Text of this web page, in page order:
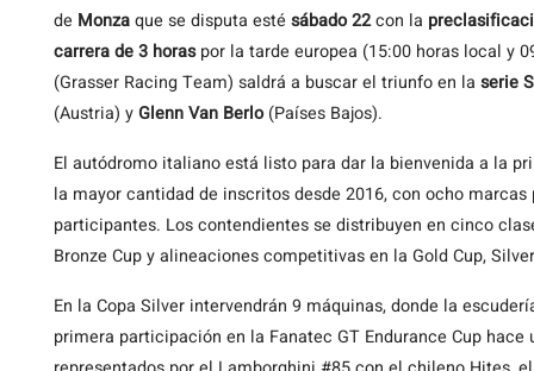
de Monzaque se disputa esté sábado 22con la
carrera de 3 horaspor la tarde europea (15:00 horas local y
(Grasser Racing Team) saldrá a buscar el triunfo en la serie
(Austria) yGlenn Van Berlo(Países Bajos).
El autódromo italiano está listo para dar la bienvenida a la
la mayor cantidad de inscritos desde 2016, con ocho
participantes. Los contendientes se distribuyen en cinco
Bronze Cup y alineaciones competitivas en la Gold Cup,
En la Copa Silver intervendrán 9 máquinas, donde la
primera participación en la Fanatec GT Endurance Cup